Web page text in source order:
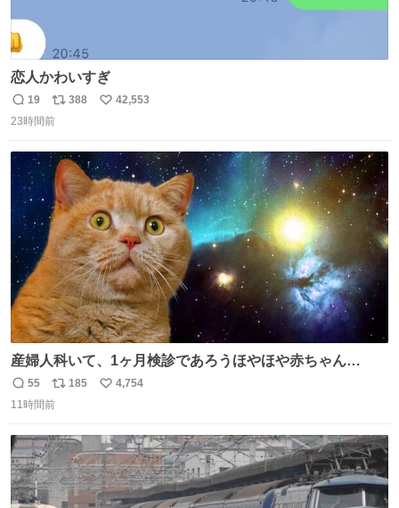
恋人かわいすぎ
返
信
19
リ
ポ
ト
数
388
い
数
42,553
23時間前
産婦人科いて、1ヶ月検診であろうほやほや赤ちゃん👩‍🍼
と推定2,3歳の女の子👧🏻をワンオペで連れてるママがいる
のだけども 女の子ずっとママの側から離れない…⁉️ 手を繋
たいにﾄﾃﾄﾃついてってるし逃走しないし脱走しないし逃げ
ないし走ら文字数
返
信
55
リ
ポ
ト
数
185
い
数
4,754
11時間前